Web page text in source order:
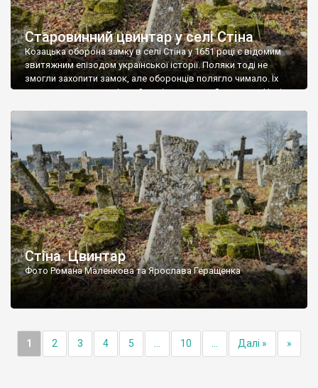
Старовинний цвинтар у селі Стіна
Козацька оборона замку в селі Стіна у 1651 році є відомим
звитяжним епізодом української історії. Поляки тоді не
змогли захопити замок, але оборонців полягло чимало. Їх
поховали на цвинтарі, який тоді називався Замковим. Нині на
ньому чимало хрестів 19 століття, є такі, де епітафії стер […]
Стіна. Цвинтар
Фото Романа Маленкова та Ярослава Геращенка
1 2 3 4 5 10 Далі » »